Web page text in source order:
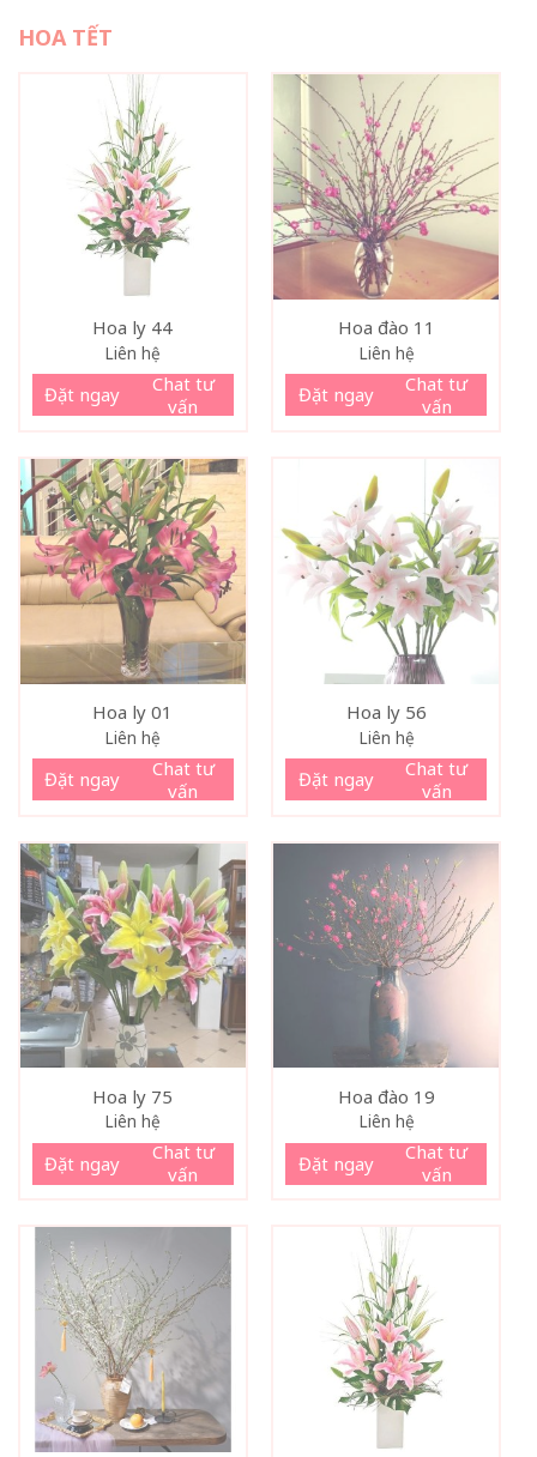
HOA TẾT
Hoa ly 44
Liên hệ
Đặt ngay
Chat tư
vấn
Hoa đào 11
Liên hệ
Đặt ngay
Chat tư
vấn
Hoa ly 01
Liên hệ
Đặt ngay
Chat tư
vấn
Hoa ly 56
Liên hệ
Đặt ngay
Chat tư
vấn
Hoa ly 75
Liên hệ
Đặt ngay
Chat tư
vấn
Hoa đào 19
Liên hệ
Đặt ngay
Chat tư
vấn